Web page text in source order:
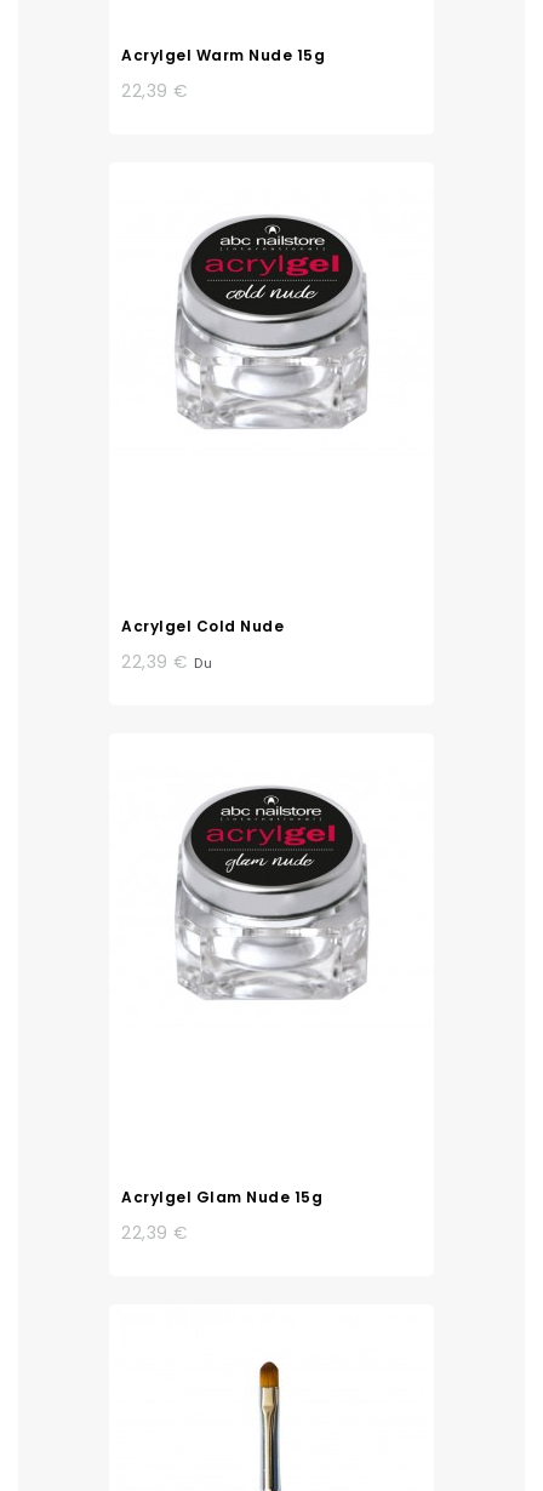
Acrylgel Warm Nude 15g
22,39 €
Acrylgel Cold Nude
22,39 € Du
Acrylgel Glam Nude 15g
22,39 €